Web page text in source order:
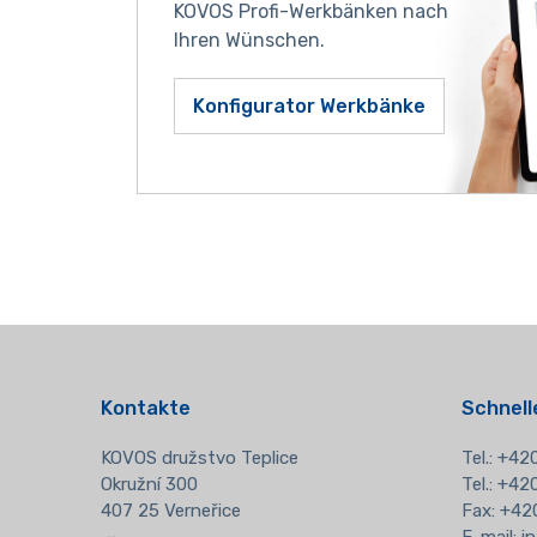
KOVOS Profi-Werkbänken nach
Ihren Wünschen.
Konfigurator Werkbänke
Kontakte
KOVOS družstvo Teplice
Okružní 300
407 25 Verneřice
Tel.:
Tel.:
Fax: